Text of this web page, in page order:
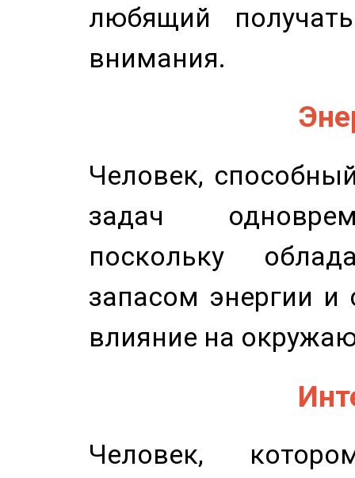
любящий
внимания.
Человек,
задач
поскольку
запасом энергии и
влияние на
Человек,